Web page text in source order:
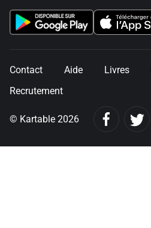
Contact Aide Livres
Recrutement
© Kartable 2026